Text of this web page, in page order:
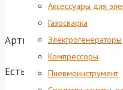
Аксессуары для
Газосварка
Электрогенераторы
Компрессоры
Пневмоинструмент
Артикул: foxweld-7261
Есть в наличии